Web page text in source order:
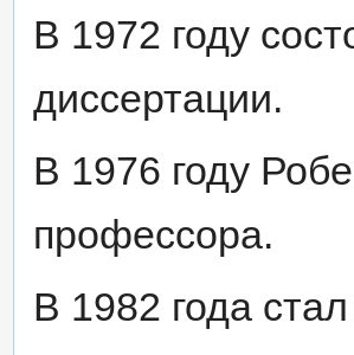
В 1972 году
диссертации.
В 1976 году
профессора.
В 1982 года